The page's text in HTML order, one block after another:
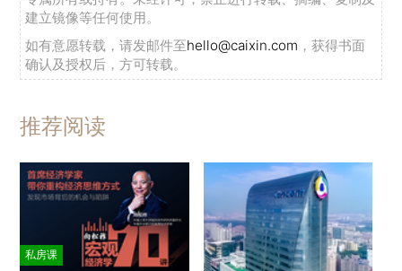
建立镜像等任何使用。
如有意愿转载，请发邮件至hello@caixin.com ，获得书面
确认及授权后，方可转载。
推荐阅读
私房课